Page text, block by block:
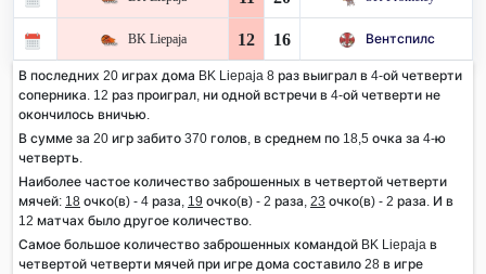
BK Liepaja 12 16 Вентспилс
В последних 20 играх дома BK Liepaja 8 раз выиграл в 4-ой четверти
соперника. 12 раз проиграл, ни одной встречи в 4-ой четверти не
окончилось вничью.
В сумме за 20 игр забито 370 голов, в среднем по 18,5 очка за 4-ю
четверть.
Наиболее частое количество заброшенных в четвертой четверти
мячей: 18 очко(в) - 4 раза, 19 очко(в) - 2 раза, 23 очко(в) - 2 раза. И в
12 матчах было другое количество.
Самое большое количество заброшенных командой BK Liepaja в
четвертой четверти мячей при игре дома составило 28 в игре